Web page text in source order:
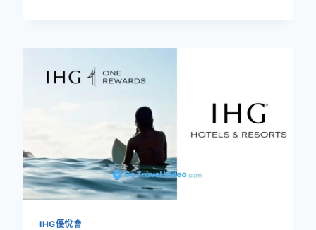
式
摩
2026：
TOP9
推
薦，
放
IHG優悅會